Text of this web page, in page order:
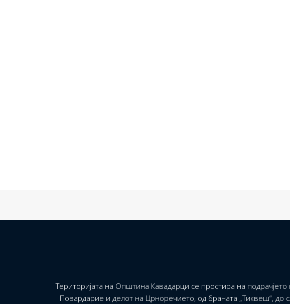
Територијата на Општина Кавадарци се простира на подрачјето
Повардарие и делот на Црноречието, од браната „Тиквеш“, до